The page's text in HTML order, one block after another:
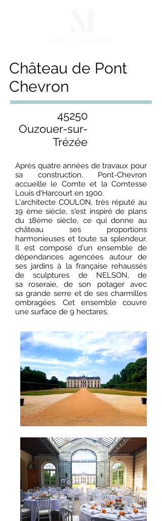
Château de Pont
Chevron
45250
Ouzouer-sur-
Trézée
Après quatre années de travaux pour
sa construction, Pont-Chevron
accueille le Comte et la Comtesse
Louis d'Harcourt en 1900.
L'architecte COULON, très réputé au
19 ème siècle, s'est inspiré de plans
du 18ème siècle, ce qui donne au
château ses proportions
harmonieuses et toute sa splendeur.
Il est composé d'un ensemble de
dépendances agencées autour de
ses jardins à la française rehaussés
de sculptures de NELSON, de
sa roseraie, de son potager avec
sa grande serre et de ses charmilles
ombragées. Cet ensemble couvre
une surface de 9 hectares.